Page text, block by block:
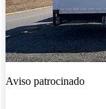
Aviso patrocinado